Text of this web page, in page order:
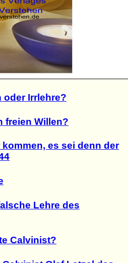
Irrlehre?
freien Willen?
es sei denn der
Lehre des
Calvinist?